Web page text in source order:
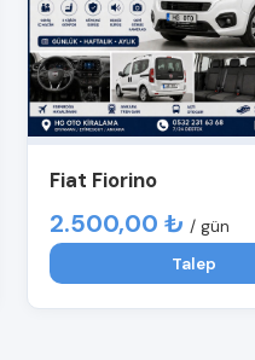
Fiat Fiorino
2.500,00 ₺ / gün
Talep